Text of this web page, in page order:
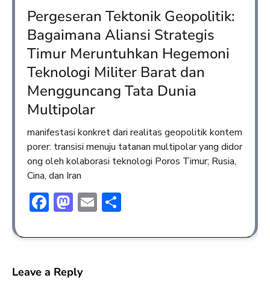
Pergeseran Tektonik Geopolitik:
Bagaimana Aliansi Strategis
Timur Meruntuhkan Hegemoni
Teknologi Militer Barat dan
Mengguncang Tata Dunia
Multipolar
manifestasi konkret dari realitas geopolitik kontem
porer: transisi menuju tatanan multipolar yang didor
ong oleh kolaborasi teknologi Poros Timur; Rusia,
Cina, dan Iran
Facebook
Mastodon
Email
Leave a Reply